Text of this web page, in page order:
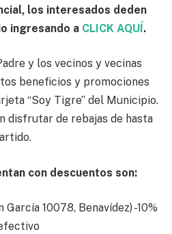
los interesados deden
ingresando a CLICK AQUÍ.
y los vecinos y vecinas
beneficios y promociones
“Soy Tigre” del Municipio.
disfrutar de rebajas de hasta
con descuentos son:
10078, Benavídez) -10%